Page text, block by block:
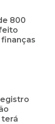
800
terá